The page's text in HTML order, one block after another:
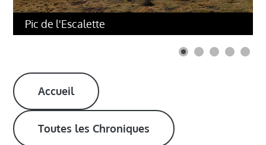
Pic de l'Escalette
Accueil
Toutes les Chroniques